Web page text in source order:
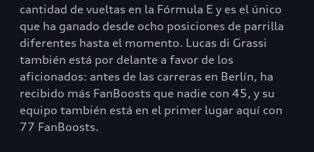
cantidad de vueltas en la Fórmula E y es el único
que ha ganado desde ocho posiciones de parrilla
diferentes hasta el momento. Lucas di Grassi
también está por delante a favor de los
aficionados: antes de las carreras en Berlín, ha
recibido más FanBoosts que nadie con 45, y su
equipo también está en el primer lugar aquí con
77 FanBoosts.